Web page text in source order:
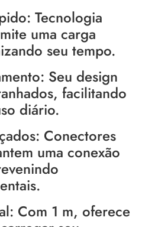
Tecnologia
uma carga
seu tempo.
Seu design
facilitando
diário.
Conectores
uma conexão
Com 1 m, oferece